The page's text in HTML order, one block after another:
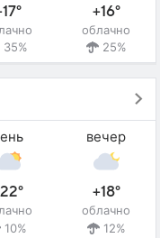
35%
+16°
облачно
25%
10%
вечер
+18°
облачно
12%